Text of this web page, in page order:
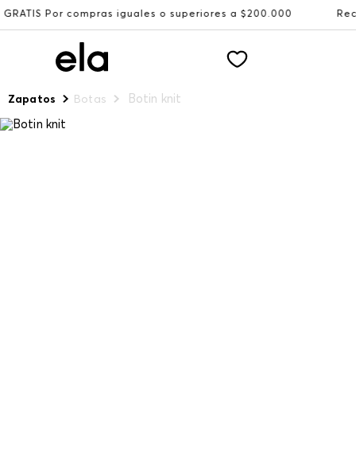
compras iguales o superiores a $200.000 Recibe:
Zapatos Botas Botin knit